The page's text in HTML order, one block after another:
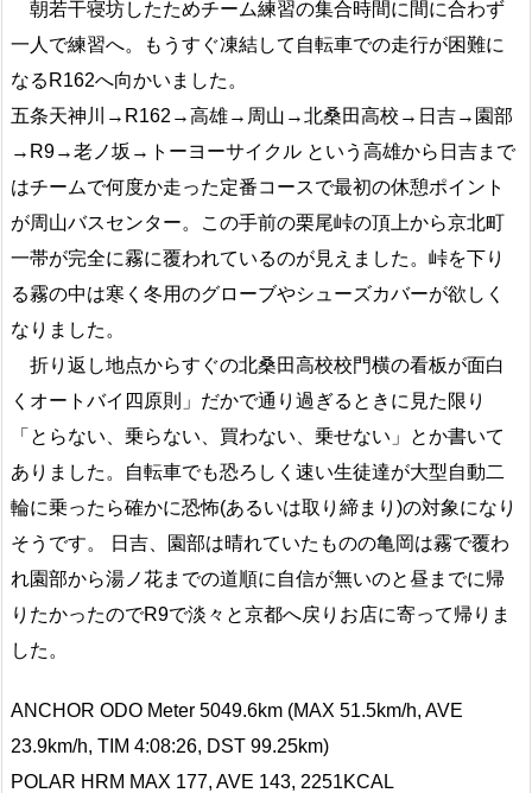
朝若干寝坊したためチーム練習の集合時間に間に合わず
一人で練習へ。もうすぐ凍結して自転車での走行が困難に
なるR162へ向かいました。
五条天神川→R162→高雄→周山→北桑田高校→日吉→園部
→R9→老ノ坂→トーヨーサイクル という高雄から日吉まで
はチームで何度か走った定番コースで最初の休憩ポイント
が周山バスセンター。この手前の栗尾峠の頂上から京北町
一帯が完全に霧に覆われているのが見えました。峠を下り
る霧の中は寒く冬用のグローブやシューズカバーが欲しく
なりました。
折り返し地点からすぐの北桑田高校校門横の看板が面白
くオートバイ四原則」だかで通り過ぎるときに見た限り
「とらない、乗らない、買わない、乗せない」とか書いて
ありました。自転車でも恐ろしく速い生徒達が大型自動二
輪に乗ったら確かに恐怖(あるいは取り締まり)の対象になり
そうです。 日吉、園部は晴れていたものの亀岡は霧で覆わ
れ園部から湯ノ花までの道順に自信が無いのと昼までに帰
りたかったのでR9で淡々と京都へ戻りお店に寄って帰りま
した。
ANCHOR ODO Meter 5049.6km (MAX 51.5km/h, AVE
23.9km/h, TIM 4:08:26, DST 99.25km)
POLAR HRM MAX 177, AVE 143, 2251KCAL